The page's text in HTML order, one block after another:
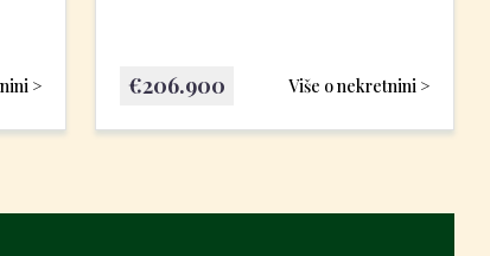
> Više o nekretnini >
€206.900